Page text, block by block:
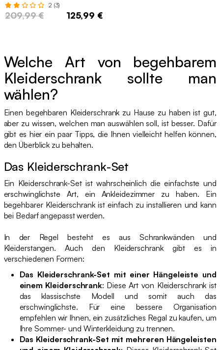
2 (3)
209,99 € 125,99 €
Welche Art von begehbarem
Kleiderschrank sollte man
wählen?
Einen begehbaren Kleiderschrank zu Hause zu haben ist gut,
aber zu wissen, welchen man auswählen soll, ist besser. Dafür
gibt es hier ein paar Tipps, die Ihnen vielleicht helfen können,
den Überblick zu behalten.
Das Kleiderschrank-Set
Ein Kleiderschrank-Set ist wahrscheinlich die einfachste und
erschwinglichste Art, ein Ankleidezimmer zu haben. Ein
begehbarer Kleiderschrank ist einfach zu installieren und kann
bei Bedarf angepasst werden.
In der Regel besteht es aus Schrankwänden und
Kleiderstangen. Auch den Kleiderschrank gibt es in
verschiedenen Formen:
Das Kleiderschrank-Set mit einer Hängeleiste und
einem Kleiderschrank: Diese Art von Kleiderschrank ist
das klassischste Modell und somit auch das
erschwinglichste. Für eine bessere Organisation
empfehlen wir Ihnen, ein zusätzliches Regal zu kaufen, um
Ihre Sommer- und Winterkleidung zu trennen.
Das Kleiderschrank-Set mit mehreren Hängeleisten